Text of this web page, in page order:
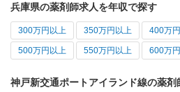
兵庫県の薬剤師求人を年収で探す
300万円以上 350万円以上 400万
500万円以上 550万円以上 600万
神戸新交通ポートアイランド線の薬